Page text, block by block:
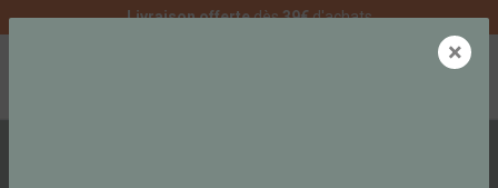
Livraison offertedès39€d'achats
×